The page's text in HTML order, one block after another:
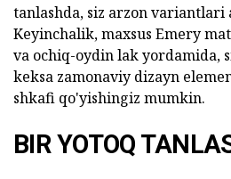
tanlashda, siz arzon
Keyinchalik, maxsus Emery
va ochiq-oydin lak yordamida,
keksa zamonaviy dizayn
shkafi qo'yishingiz mumkin.
BIR YOTOQ